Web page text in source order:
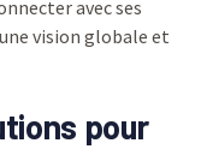
avec ses
vision globale et
pour